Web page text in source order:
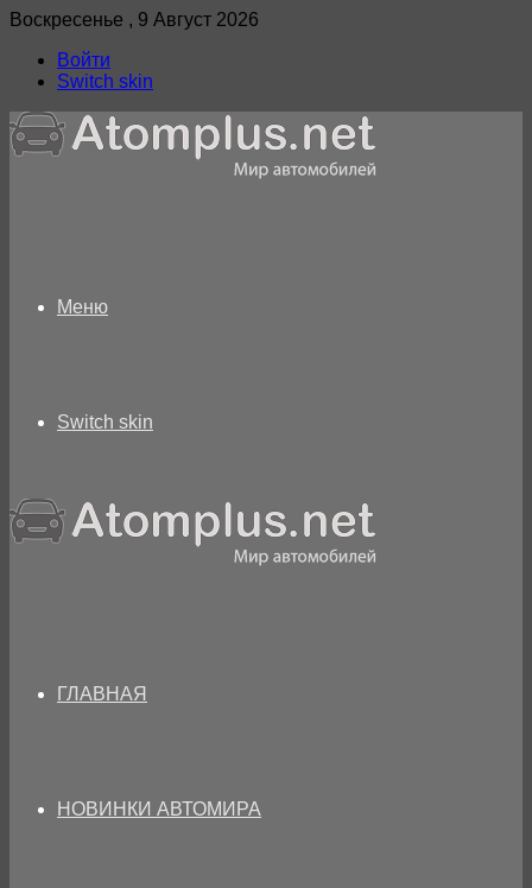
Воскресенье , 9 Август 2026
Войти
Switch skin
Меню
Switch skin
ГЛАВНАЯ
НОВИНКИ АВТОМИРА